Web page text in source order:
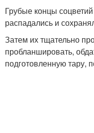
Грубые концы
распадались и
Затем их тщательно
пробланшировать,
подготовленную тару,